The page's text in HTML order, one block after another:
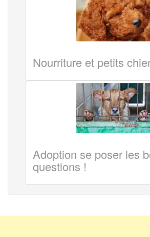
Nourriture et petits
Adoption se poser les
questions !